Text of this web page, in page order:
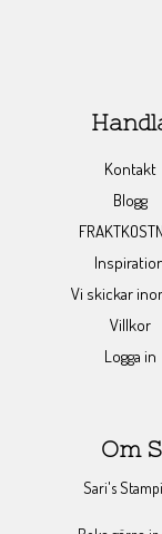
Kontakt
Blogg
Vi skickar
Villkor
Logga in
Om
Sari's